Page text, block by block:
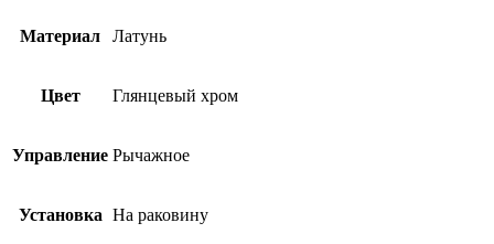
Материал Латунь
Цвет Глянцевый хром
Управление Рычажное
Установка На раковину